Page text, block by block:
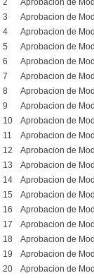
2
Aprobacion de
3
Aprobacion de
4
Aprobacion de
5
Aprobacion de
6
Aprobacion de
7
Aprobacion de
8
Aprobacion de
9
Aprobacion de
10
Aprobacion de
11
Aprobacion de
12
Aprobacion de
13
Aprobacion de
14
Aprobacion de
15
Aprobacion de
16
Aprobacion de
17
Aprobacion de
18
Aprobacion de
19
Aprobacion de
20
Aprobacion de